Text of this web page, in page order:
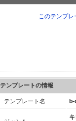
このテンプレ
テンプレートの情報
テンプレート名